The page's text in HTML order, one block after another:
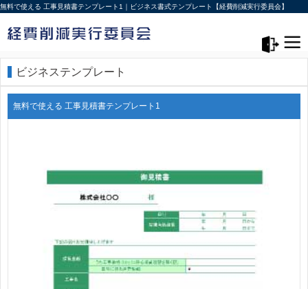
無料で使える 工事見積書テンプレート1｜ビジネス書式テンプレート【経費削減実行委員会】
ビジネステンプレート
無料で使える 工事見積書テンプレート1